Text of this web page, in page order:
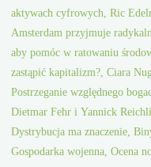
aktywach cyfrowych, Ric
Amsterdam przyjmuje
aby pomóc w ratowaniu
zastąpić kapitalizm?, Ciara
Postrzeganie względnego
Dietmar Fehr i Yannick
Dystrybucja ma znaczenie,
Gospodarka wojenna, Ocena